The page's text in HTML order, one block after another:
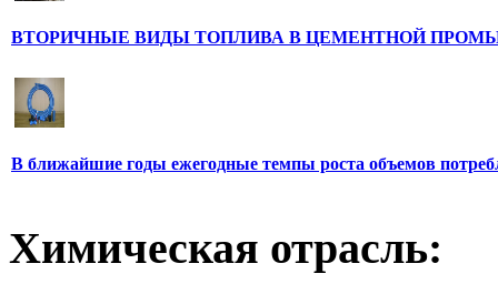
ВТОРИЧНЫЕ ВИДЫ ТОПЛИВА В ЦЕМЕНТНОЙ
В ближайшие годы ежегодные темпы роста объемов
Химическая отрасль: